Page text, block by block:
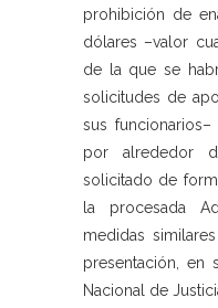
prohibición de
dólares –valor
de la que se
solicitudes de
sus
por alrededor
solicitado de
la procesada
medidas
presentación, en
Nacional de